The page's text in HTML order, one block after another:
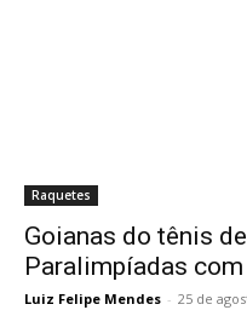
Raquetes
Goianas do tênis
Paralimpíadas
Luiz Felipe Mendes - 25 de